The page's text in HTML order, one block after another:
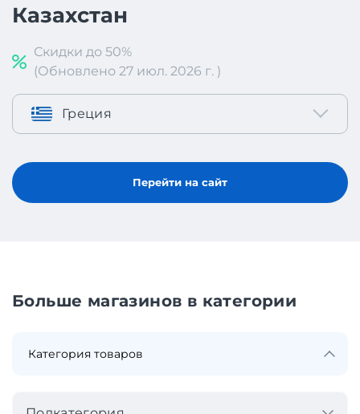
Казахстан
Скидки до 50%
(Обновлено 27 июл. 2026 г. )
Греция
Перейти на сайт
Больше магазинов в категории